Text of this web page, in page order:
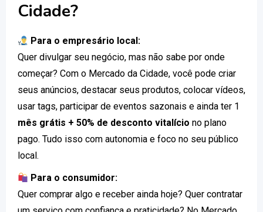
Cidade?
Para o empresário local:
Quer divulgar seu negócio, mas não sabe por onde
começar? Com o Mercado da Cidade, você pode criar
seus anúncios, destacar seus produtos, colocar vídeos,
usar tags, participar de eventos sazonais e ainda ter 1
mês grátis + 50% de desconto vitalício no plano
pago. Tudo isso com autonomia e foco no seu público
local.
Para o consumidor:
Quer comprar algo e receber ainda hoje? Quer contratar